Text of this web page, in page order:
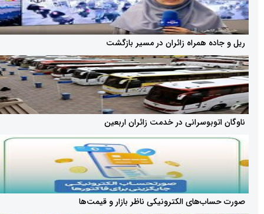
همراه زائران در مسیر بازگشت
در خدمت زائران اربعین
الکترونیکی ناظر بازار و قیمت‌ها